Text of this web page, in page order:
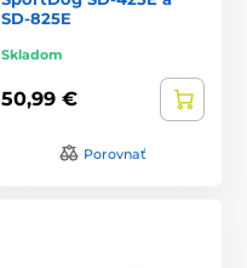
SD-825E
Skladom
50,99 €
Porovnať